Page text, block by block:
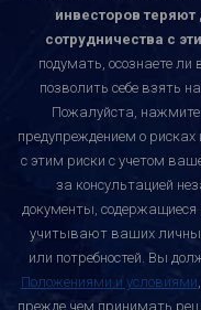
инвесторов теряют
сотрудничества с
подумать, осознаете
позволить себе взять
Пожалуйста, нажмите
предупреждением о
с этим риски с учетом
за консультацией
документы, содержащиеся
учитывают ваших
или потребностей. Вы
Положениями и условиями
прежде чем принимать